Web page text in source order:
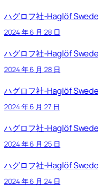
ハグロフ社-Haglöf
2024 年 6 月 28 日
ハグロフ社-Haglöf
2024 年 6 月 28 日
ハグロフ社-Haglöf
2024 年 6 月 27 日
ハグロフ社-Haglöf
2024 年 6 月 25 日
ハグロフ社-Haglöf
2024 年 6 月 24 日